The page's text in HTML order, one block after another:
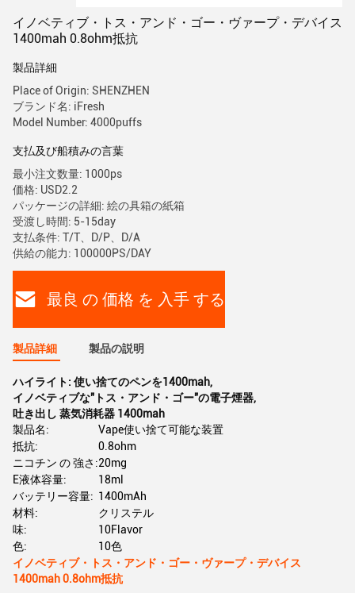
イノベティブ・トス・アンド・ゴー・ヴァープ・デバイス
1400mah 0.8ohm抵抗
製品詳細
Place of Origin: SHENZHEN
ブランド名: iFresh
Model Number: 4000puffs
支払及び船積みの言葉
最小注文数量: 1000ps
価格: USD2.2
パッケージの詳細: 絵の具箱の紙箱
受渡し時間: 5-15day
支払条件: T/T、D/P、D/A
供給の能力: 100000PS/DAY
最良 の 価格 を 入手 する
製品詳細 製品の説明
ハイライト: 使い捨てのペンを1400mah,
イノベティブな"トス・アンド・ゴー"の電子煙器,
吐き出し 蒸気消耗器 1400mah
製品名:
Vape使い捨て可能な装置
抵抗:
0.8ohm
ニコチン の 強さ:20mg
E液体容量:
18ml
バッテリー容量: 1400mAh
材料:
クリステル
味:
10Flavor
色:
10色
イノベティブ・トス・アンド・ゴー・ヴァープ・デバイス
1400mah 0.8ohm抵抗